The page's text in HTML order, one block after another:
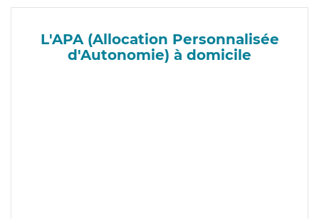
L'APA (Allocation Personnalisée
d'Autonomie) à domicile